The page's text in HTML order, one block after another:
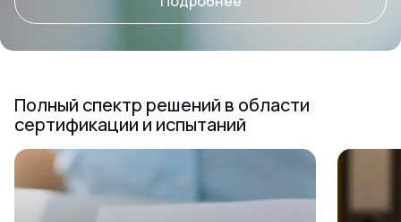
Полный спектр решений в области
сертификации и испытаний